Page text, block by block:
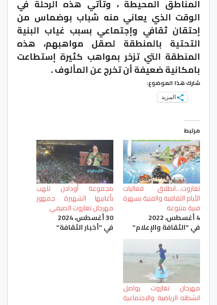
المناطق المحيطة ، وتأتي هذه الرحلة في
الوقت الذي يعاني منه شباب بوضماس من
إحتقان ثقافي وإجتماعي بسبب غياب البنية
التحتية بالمنطقة لصقل مواهبهم، هذه
المنطقة التي تزخر بمواهب كثيرة إستطاعت
بامكانية ضعيفة أن تخرج عن المألوف .​
شارك هذا الموضوع:
المزيد
مرتبط
تغازوت…انطلاق فعاليات
الأيام الثقافية والفنية بسهرة
فنية متنوعة
4 أغسطس، 2022
في "الثقافة والإعلام"
مجموعة أودادن تلهب
بأغانيها الشهيرة جمهور
مهرجان تغازوت الصيفي
30 أغسطس، 2024
في "أخبار الثقافة"
مهرجان تغازوت يواصل
انشطته الرياضية والاجتماعية